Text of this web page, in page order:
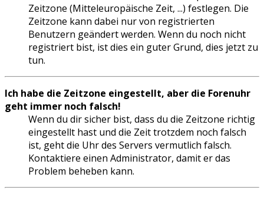
Zeitzone (Mitteleuropäische Zeit, ...) festlegen. Die
Zeitzone kann dabei nur von registrierten
Benutzern geändert werden. Wenn du noch nicht
registriert bist, ist dies ein guter Grund, dies jetzt zu
tun.
Ich habe die Zeitzone eingestellt, aber die Forenuhr
geht immer noch falsch!
Wenn du dir sicher bist, dass du die Zeitzone richtig
eingestellt hast und die Zeit trotzdem noch falsch
ist, geht die Uhr des Servers vermutlich falsch.
Kontaktiere einen Administrator, damit er das
Problem beheben kann.